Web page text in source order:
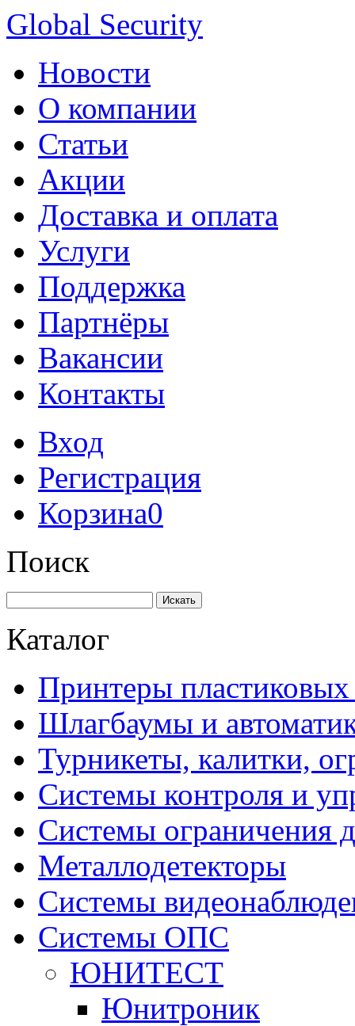
Global Security
Новости
О компании
Статьи
Акции
Доставка и оплата
Услуги
Поддержка
Партнёры
Вакансии
Контакты
Вход
Регистрация
Корзина0
Поиск
Искать
Каталог
Принтеры пластиковых
Шлагбаумы и
Турникеты, калитки,
Системы контроля и
Системы ограничения
Металлодетекторы
Системы
Системы ОПС
ЮНИТЕСТ
Юнитроник